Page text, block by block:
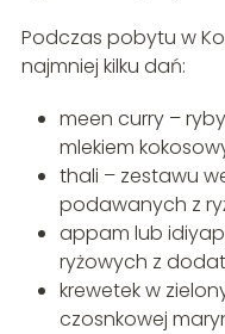
Podczas pobytu w
najmniej kilku dań:
meen curry –
mlekiem
thali – zestawu
podawanych z
appam lub
ryżowych z
krewetek w
czosnkowej